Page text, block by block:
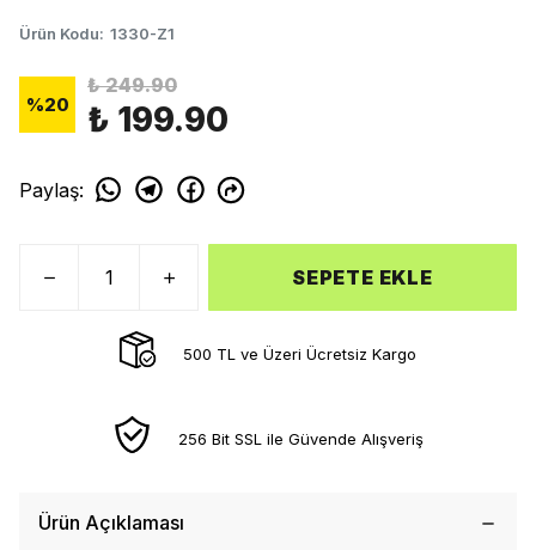
Ürün Kodu: 1330-Z1
%20
₺ 249.90
₺ 199.90
Paylaş:
SEPETE EKLE
500 TL ve Üzeri Ücretsiz Kargo
256 Bit SSL ile Güvende Alışveriş
Ürün Açıklaması